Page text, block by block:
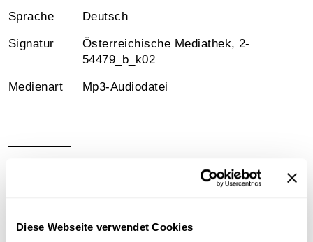
Diese Webseite verwendet Cookies
Sprache Deutsch
Signatur
Österreichische Mediathek, 2-
54479_b_k02
Medienart Mp3-Audiodatei
Schellacksammlung Teuchtler